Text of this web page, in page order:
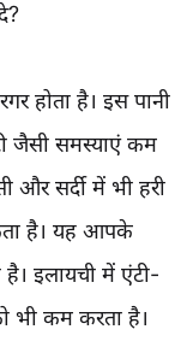
होता है। इस पानी
जैसी समस्याएं कम
और सर्दी में भी हरी
है। यह आपके
इलायची में एंटी-
भी कम करता है।